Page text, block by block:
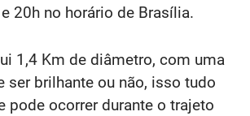
20h no horário de Brasília.
1,4 Km de diâmetro, com uma
ser brilhante ou não, isso tudo
pode ocorrer durante o trajeto